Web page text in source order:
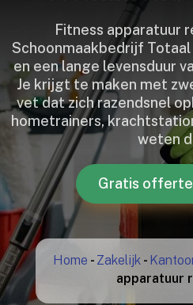
Fitness apparatuur
Schoonmaakbedrijf
en een lange levensduur
Je krijgt te maken met
vet dat zich razendsnel
hometrainers,
weten
Gratis offerte
Home - Zakelijk-
apparatuur